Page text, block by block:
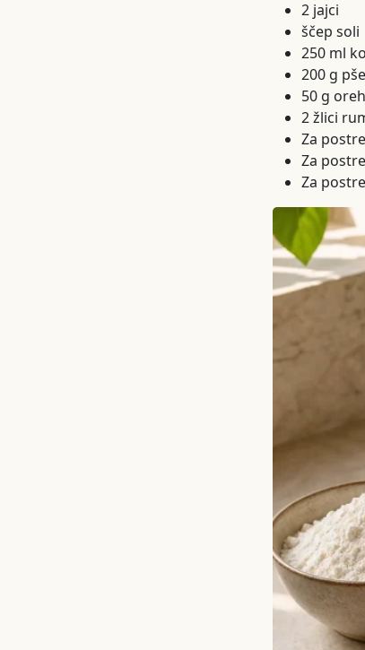
2 jajci
ščep soli
250 ml
200 g
50 g
2 žlici
Za
Za
Za